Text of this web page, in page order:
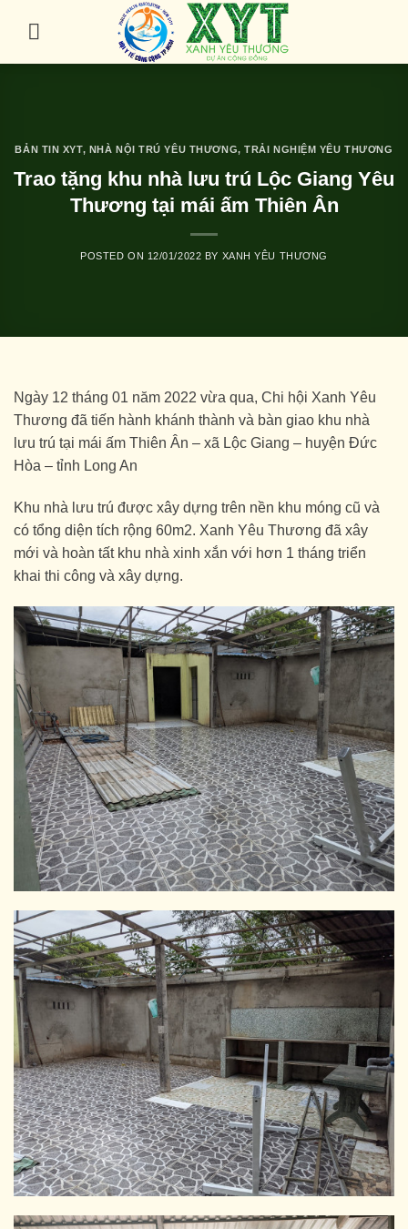
BẢN TIN XYT, NHÀ NỘI TRÚ YÊU THƯƠNG,TRẢI NGHIỆM YÊU THƯƠNG
Trao tặng khu nhà lưu trú Lộc Giang Yêu
Thương tại mái ấm Thiên Ân
POSTED ON 12/01/2022 BY XANH YÊU THƯƠNG
Ngày 12 tháng 01 năm 2022 vừa qua, Chi hội Xanh Yêu
Thương đã tiến hành khánh thành và bàn giao khu nhà
lưu trú tại mái ấm Thiên Ân – xã Lộc Giang – huyện Đức
Hòa – tỉnh Long An
Khu nhà lưu trú được xây dựng trên nền khu móng cũ và
có tổng diện tích rộng 60m2. Xanh Yêu Thương đã xây
mới và hoàn tất khu nhà xinh xắn với hơn 1 tháng triển
khai thi công và xây dựng.